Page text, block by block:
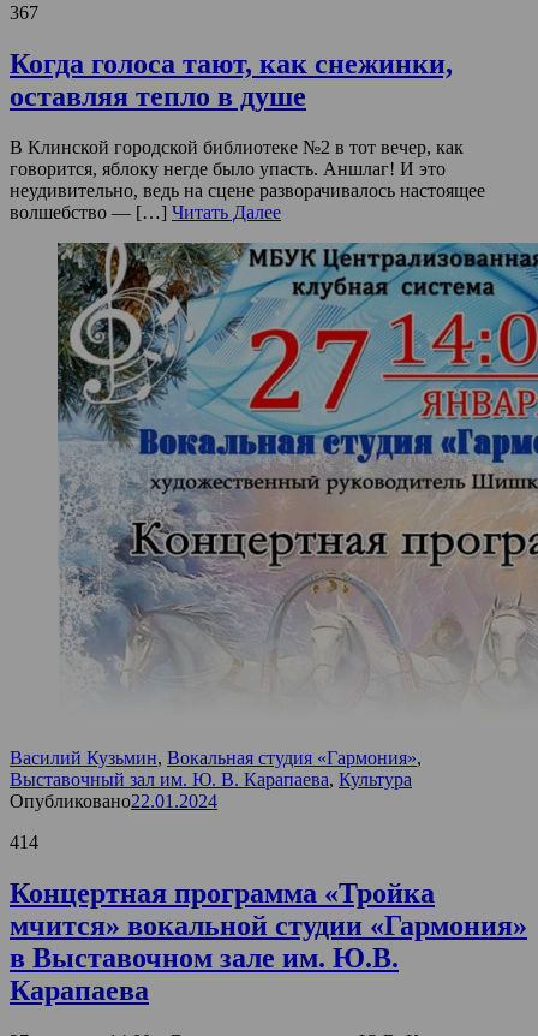
367
Когда голоса тают, как снежинки,
оставляя тепло в душе
В Клинской городской библиотеке №2 в тот вечер, как
говорится, яблоку негде было упасть. Аншлаг! И это
неудивительно, ведь на сцене разворачивалось настоящее
волшебство — […] Читать Далее
Василий Кузьмин, Вокальная студия «Гармония»,
Выставочный зал им. Ю. В. Карапаева, Культура
Опубликовано22.01.2024
414
Концертная программа «Тройка
мчится» вокальной студии «Гармония»
в Выставочном зале им. Ю.В.
Карапаева